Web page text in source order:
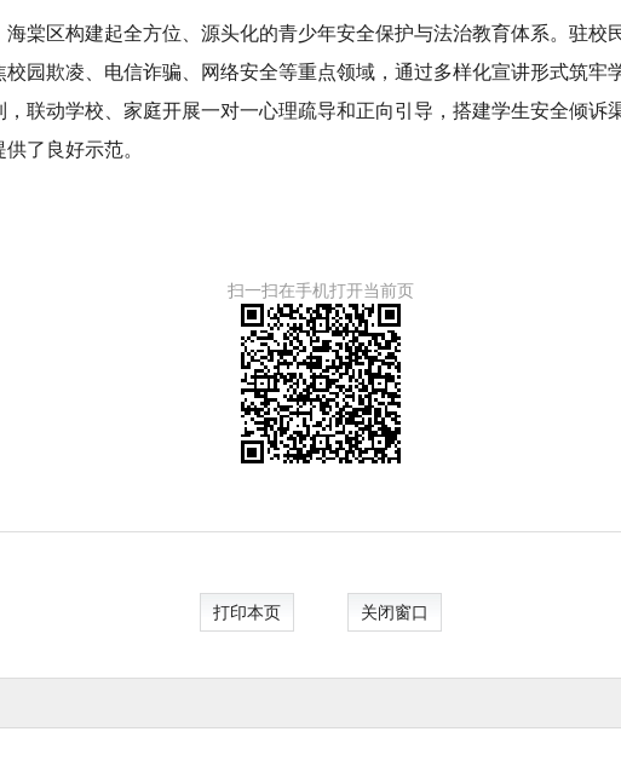
棠区构建起全方位、源头化的青少年安全保护与法治教育体系。驻校
园欺凌、电信诈骗、网络安全等重点领域，通过多样化宣讲形式筑牢
联动学校、家庭开展一对一心理疏导和正向引导，搭建学生安全倾诉
了良好示范。
扫一扫在手机打开当前页
打印本页 关闭窗口